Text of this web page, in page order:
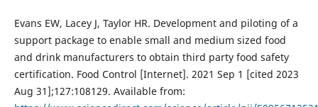
Evans EW, Lacey J, Taylor HR. Development and piloting of a
support package to enable small and medium sized food
and drink manufacturers to obtain third party food safety
certification. Food Control [Internet]. 2021 Sep 1 [cited 2023
Aug 31];127:108129. Available from: